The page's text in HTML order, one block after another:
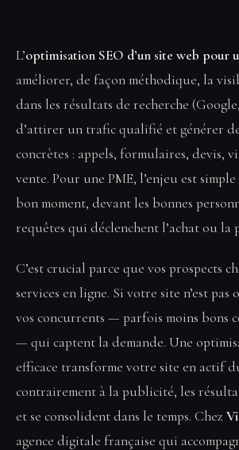
L’optimisation SEO d’un site web pour
améliorer, de façon méthodique, la
dans les résultats de recherche
d’attirer un trafic qualifié et générer
concrètes : appels, formulaires, devis,
vente. Pour une PME, l’enjeu est
bon moment, devant les bonnes
requêtes qui déclenchent l’achat ou la
C’est crucial parce que vos prospects
services en ligne. Si votre site n’est pas
vos concurrents — parfois moins bons
— qui captent la demande. Une
efficace transforme votre site en actif
contrairement à la publicité, les
et se consolident dans le temps. Chez
agence digitale française qui